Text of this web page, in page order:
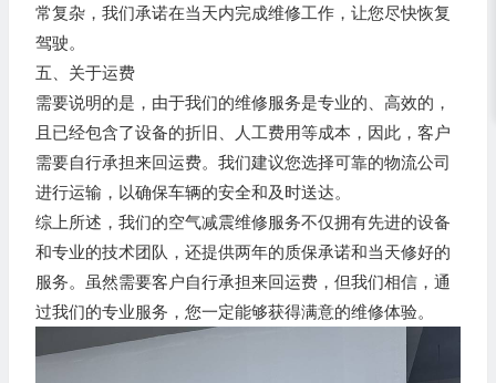
常复杂，我们承诺在当天内完成维修工作，让您尽快恢复
驾驶。
五、关于运费
需要说明的是，由于我们的维修服务是专业的、高效的，
且已经包含了设备的折旧、人工费用等成本，因此，客户
需要自行承担来回运费。我们建议您选择可靠的物流公司
进行运输，以确保车辆的安全和及时送达。
综上所述，我们的空气减震维修服务不仅拥有先进的设备
和专业的技术团队，还提供两年的质保承诺和当天修好的
服务。虽然需要客户自行承担来回运费，但我们相信，通
过我们的专业服务，您一定能够获得满意的维修体验。